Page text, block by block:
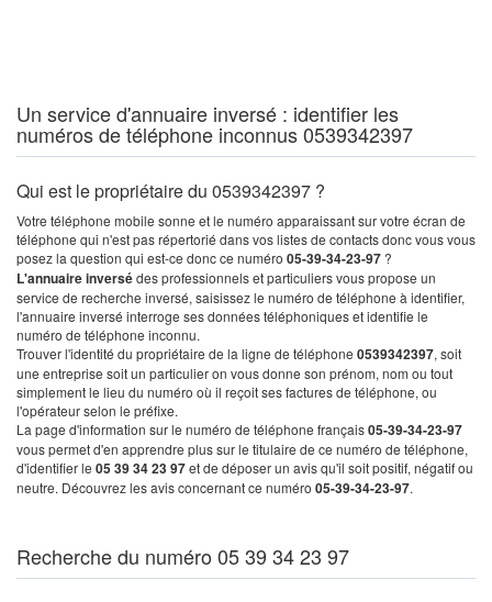
Un service d'annuaire inversé : identifier les
numéros de téléphone inconnus 0539342397
Qui est le propriétaire du 0539342397 ?
Votre téléphone mobile sonne et le numéro apparaissant sur votre écran de
téléphone qui n'est pas répertorié dans vos listes de contacts donc vous vous
posez la question qui est-ce donc ce numéro 05-39-34-23-97 ?
L'annuaire inversédes professionnels et particuliers vous propose un
service de recherche inversé, saisissez le numéro de téléphone à identifier,
l'annuaire inversé interroge ses données téléphoniques et identifie le
numéro de téléphone inconnu.
Trouver l'identité du propriétaire de la ligne de téléphone 0539342397, soit
une entreprise soit un particulier on vous donne son prénom, nom ou tout
simplement le lieu du numéro où il reçoit ses factures de téléphone, ou
l'opérateur selon le préfixe.
La page d'information sur le numéro de téléphone français05-39-34-23-97
vous permet d'en apprendre plus sur le titulaire de ce numéro de téléphone,
d'identifier le 05 39 34 23 97et de déposer un avis qu'il soit positif, négatif ou
neutre. Découvrez les avis concernant ce numéro 05-39-34-23-97.
Recherche du numéro 05 39 34 23 97